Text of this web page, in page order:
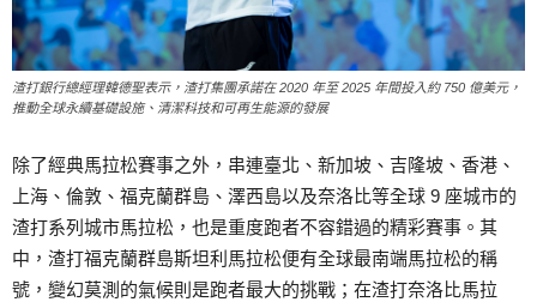
渣打銀行總經理韓德聖表示，渣打集團承諾在 2020 年至 2025 年間投入約 750 億美元，
推動全球永續基礎設施、清潔科技和可再生能源的發展
除了經典馬拉松賽事之外，串連臺北、新加坡、吉隆坡、香港、
上海、倫敦、福克蘭群島、澤西島以及奈洛比等全球 9 座城市的
渣打系列城市馬拉松，也是重度跑者不容錯過的精彩賽事。其
中，渣打福克蘭群島斯坦利馬拉松便有全球最南端馬拉松的稱
號，變幻莫測的氣候則是跑者最大的挑戰；在渣打奈洛比馬拉